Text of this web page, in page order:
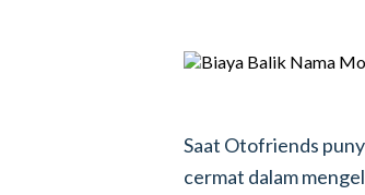
Saat Otofriends
cermat dalam